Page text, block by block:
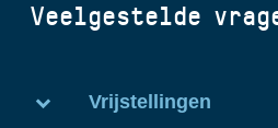
Veelgestelde
Vrijstellingen